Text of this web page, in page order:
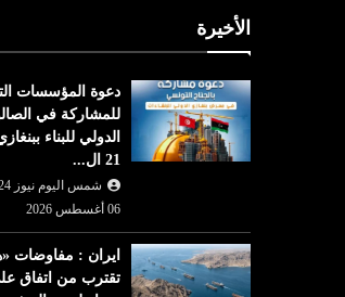
الأخيرة
دعوة المؤسسات
للمشاركة في
الدولي للبناء
21 ال...
شمس اليوم نيوز 24
06 أغسطس 2026
ايران : مفاوضات
تقترب من اتفاق
05 أغسطس
شمس اليوم نيوز 24
2026